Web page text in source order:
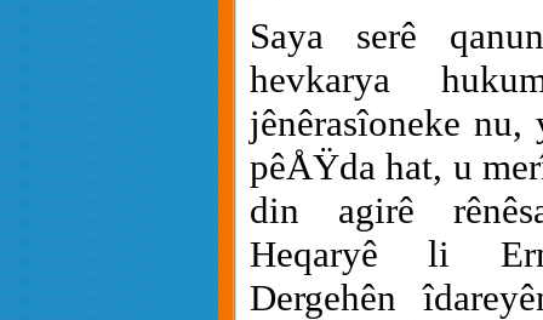
Saya serê
hevkarya
jênêrasîoneke
pêÅŸda hat, u
din agirê
Heqaryê li
Dergehên